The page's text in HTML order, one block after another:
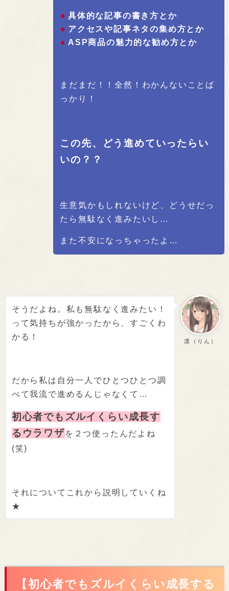
具体的な記事の書き方とか
アクセスや記事ネタの集め方とか
ASP商品の魅力的な勧め方とか
まだまだ！！全然！わかんないことば
っかり！
この先、どう進めていったらい
いの？？
生意気かもしれないけど、どうせだっ
たら無駄なく進みたいし…
また不安になっちゃったよ…
凛（りん）
そうだよね。私も無駄なく進みたい！
って気持ちが強かったから、すごくわ
かる！
だから私は自分一人でひとつひとつ調
べて我流で進めるんじゃなくて…
初心者でもズルイくらい成長す
るウラワザを２つ使ったんだよね
(笑)
それについてこれから説明していくね
★
【初心者でもズルイくらい成長する